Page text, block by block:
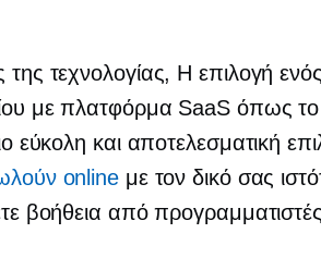
της τεχνολογίας, Η επιλογή
με πλατφόρμα SaaS όπως
εύκολη και αποτελεσματική
onlineμε τον δικό σας
βοήθεια από